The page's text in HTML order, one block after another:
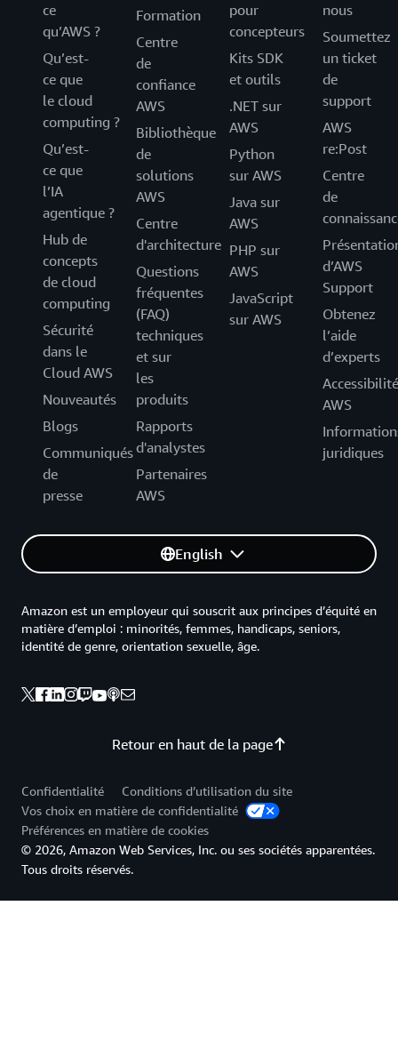
ce
qu’AWS ?
Qu’est-
ce que
le cloud
computing ?
Qu’est-
ce que
l’IA
agentique ?
Hub de
concepts
de cloud
computing
Sécurité
dans le
Cloud AWS
Nouveautés
Blogs
Communiqués
de
presse
Formation
Centre
de
confiance
AWS
Bibliothèque
de
solutions
AWS
Centre
d'architecture
Questions
fréquentes
(FAQ)
techniques
et sur
les
produits
Rapports
d'analystes
Partenaires
AWS
pour
concepteurs
Kits SDK
et outils
.NET sur
AWS
Python
sur AWS
Java sur
AWS
PHP sur
AWS
JavaScript
sur AWS
nous
Soumettez
un ticket
de
support
AWS
re:Post
Centre
de
d’AWS
Support
Obtenez
l’aide
d’experts
Accessibilité
AWS
juridiques
English
Retour en haut de la page
Amazon est un employeur qui souscrit aux principes d’équité en
matière d’emploi : minorités, femmes, handicaps, seniors,
identité de genre, orientation sexuelle, âge.
Confidentialité
Conditions d’utilisation du site
Vos choix en matière de confidentialité
Préférences en matière de cookies
© 2026, Amazon Web Services, Inc. ou ses sociétés apparentées.
Tous droits réservés.